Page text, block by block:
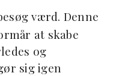
værd. Denne
at skabe
og
sig igen